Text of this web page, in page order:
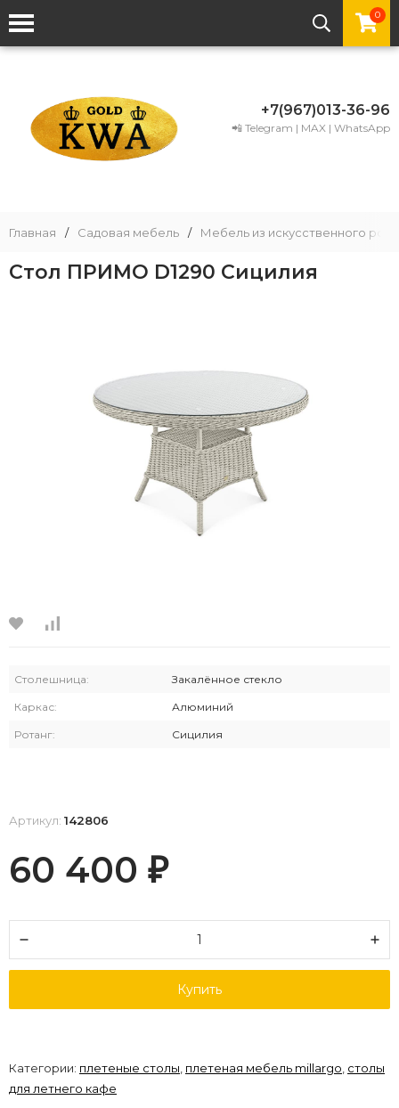
0
+7(967)013-36-96
📲 Telegram | MAX | WhatsApp
Главная / Садовая мебель / Мебель из искусственного
Стол ПРИМО D1290 Сицилия
Столешница: Закалённое стекло
Каркас: Алюминий
Ротанг: Сицилия
Артикул: 142806
60 400 ₽
Купить
Категории: плетеные столы плетеная мебель millargo столы
для летнего кафе